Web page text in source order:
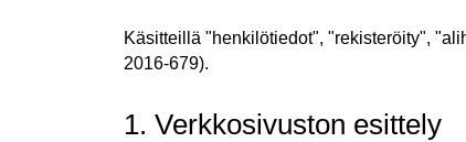
Käsitteillä "henkilötiedot", "rekisteröity",
2016-679).
1. Verkkosivuston esittely